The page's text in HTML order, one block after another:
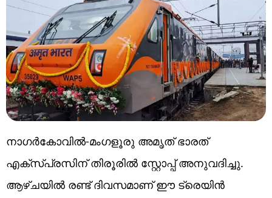
നാഗര്‍കോവില്‍-മംഗളൂരു അമൃത് ഭാരത്
എക്‌സ്പ്രസിന് തിരൂരില്‍ സ്റ്റോപ്പ് അനുവദിച്ചു.
ആഴ്ചയില്‍ രണ്ട് ദിവസമാണ് ഈ ട്രെയിന്‍